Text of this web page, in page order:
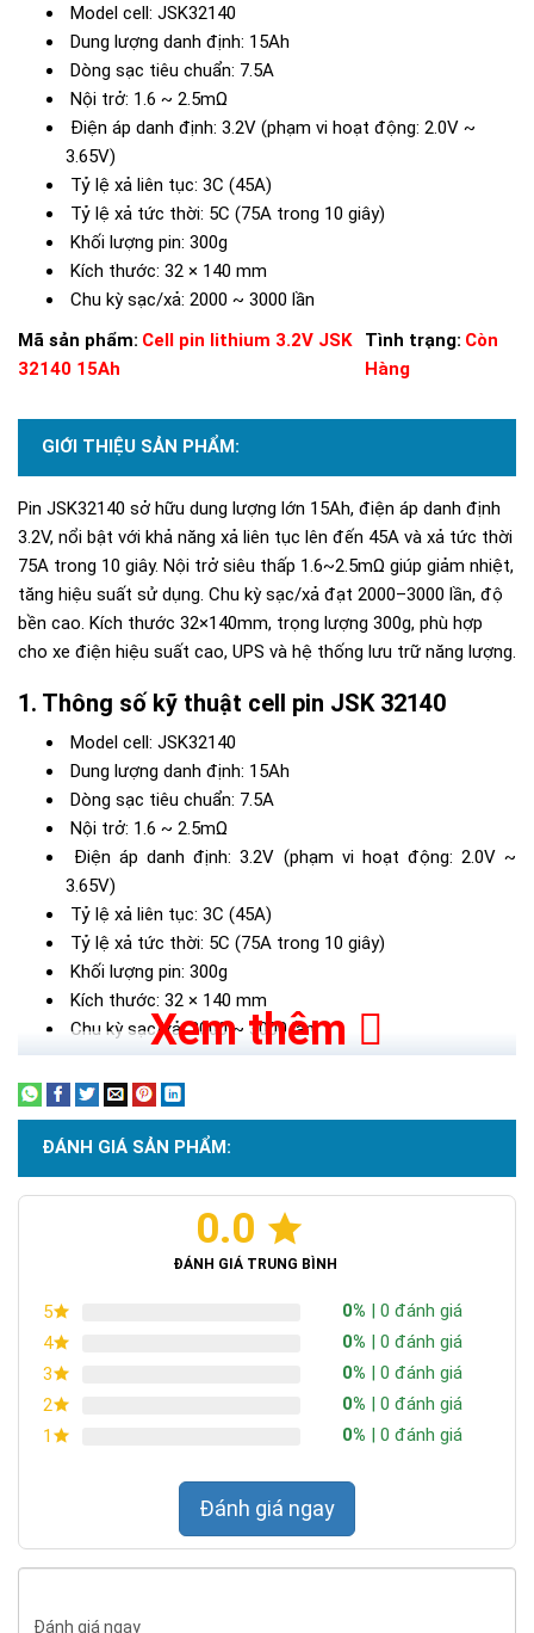
Model cell: JSK32140
Dung lượng danh định: 15Ah
Dòng sạc tiêu chuẩn: 7.5A
Nội trở: 1.6 ~ 2.5mΩ
Điện áp danh định: 3.2V (phạm vi hoạt động: 2.0V ~
3.65V)
Tỷ lệ xả liên tục: 3C (45A)
Tỷ lệ xả tức thời: 5C (75A trong 10 giây)
Khối lượng pin: 300g
Kích thước: 32 × 140 mm
Chu kỳ sạc/xả: 2000 ~ 3000 lần
Mã sản phẩm: Cell pin lithium 3.2V JSK
32140 15Ah
Tình trạng: Còn
Hàng
GIỚI THIỆU SẢN PHẨM:
Pin JSK32140 sở hữu dung lượng lớn 15Ah, điện áp danh định
3.2V, nổi bật với khả năng xả liên tục lên đến 45A và xả tức thời
75A trong 10 giây. Nội trở siêu thấp 1.6~2.5mΩ giúp giảm nhiệt,
tăng hiệu suất sử dụng. Chu kỳ sạc/xả đạt 2000–3000 lần, độ
bền cao. Kích thước 32×140mm, trọng lượng 300g, phù hợp
cho xe điện hiệu suất cao, UPS và hệ thống lưu trữ năng lượng.
Thông số kỹ thuật cell pin JSK 32140
Model cell: JSK32140
Dung lượng danh định: 15Ah
Dòng sạc tiêu chuẩn: 7.5A
Nội trở: 1.6 ~ 2.5mΩ
Điện áp danh định: 3.2V (phạm vi hoạt động: 2.0V ~
3.65V)
Tỷ lệ xả liên tục: 3C (45A)
Tỷ lệ xả tức thời: 5C (75A trong 10 giây)
Khối lượng pin: 300g
Kích thước: 32 × 140 mm
Chu kỳ sạc/xả: 2000 ~ 3000 lần
Xem thêm
ĐÁNH GIÁ SẢN PHẨM:
0.0
ĐÁNH GIÁ TRUNG BÌNH
5 0% | 0 đánh giá
4
0% | 0 đánh giá
3
0% | 0 đánh giá
2
0% | 0 đánh giá
1
0% | 0 đánh giá
Đánh giá ngay
Đánh giá ngay